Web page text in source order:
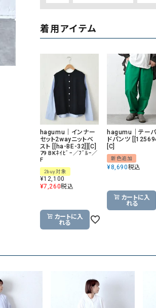
ASFVLT（アスファルト）
Ampersand（アンパサンド）
Antiquite's（アンティークス）
Audition（オーディション）
blue willow（ブルーウィロー）
blue willow（ブルーウィロー
CUBE SUGAR（キューブシュガ
CONVERSE ALL STAR（コン
DENIM DUNGAREE（デニムダ
Deck（ディック）
EVOL（イーボル）
GO TO HOLLYWOOD（ゴー
ッド）
着用アイテム
hagumu｜インナー
セット2wayニットベ
スト [[ha-BE-32]][C]
79 BKﾈｲﾋﾞｰ／ﾌﾞﾙｰ／
F
2buy対象
¥12,100
¥7,260税込
カートに入
れる
hagumu｜テー
ドパンツ
[C]
新色追加
¥8,690税込
カートに入
れる